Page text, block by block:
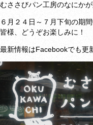
むささびパン工房のなにかが
６月２４日～７月下旬の期
皆様、どうぞお楽しみに！
最新情報はFacebookでも更